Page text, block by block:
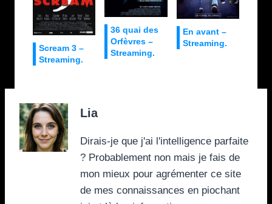
Scream 3 –
Streaming.
36 quai des
Orfèvres –
Streaming.
En avant –
Streaming.
Lia
Dirais-je que j'ai l'intelligence parfaite
? Probablement non mais je fais de
mon mieux pour agrémenter ce site
de mes connaissances en piochant